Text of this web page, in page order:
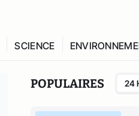
SCIENCE
POPULAIRES 24